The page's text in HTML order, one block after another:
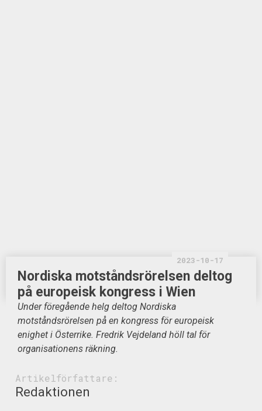
2023-10-17
Nordiska motståndsrörelsen deltog
på europeisk kongress i Wien
Under föregående helg deltog Nordiska
motståndsrörelsen på en kongress för europeisk
enighet i Österrike. Fredrik Vejdeland höll tal för
organisationens räkning.
Artikelförfattare:
Redaktionen